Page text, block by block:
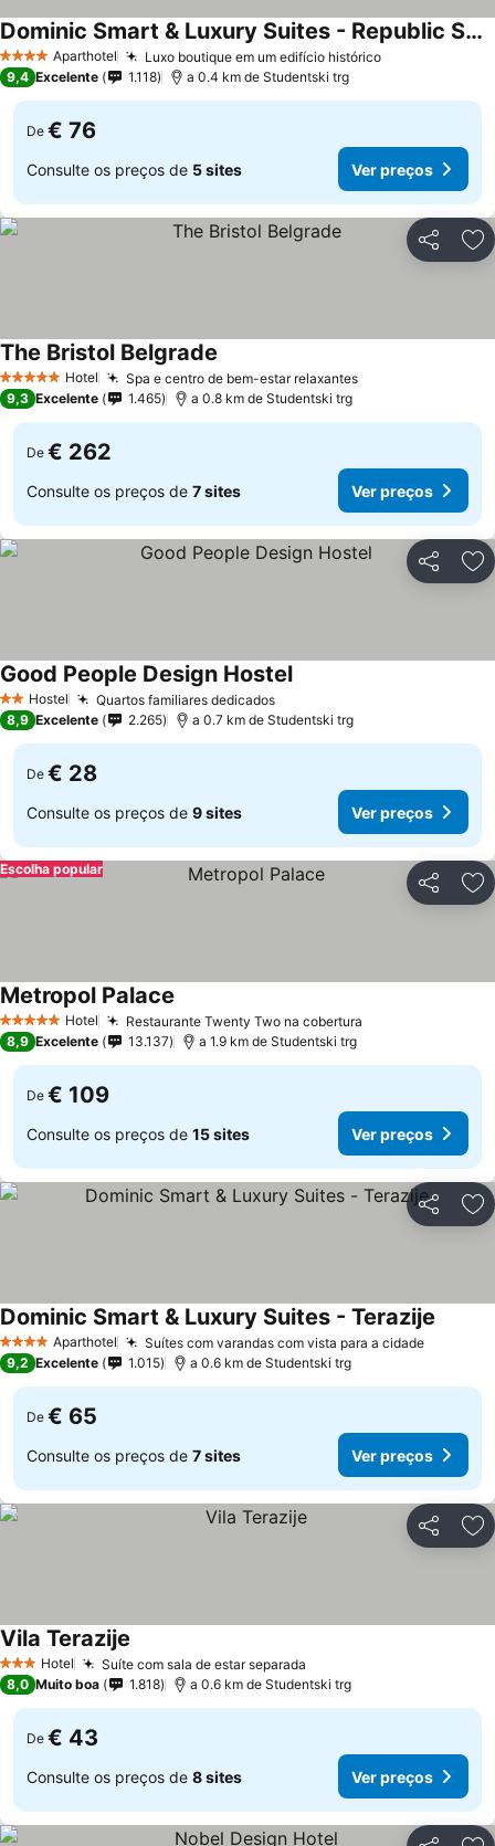
4 EstrelasAparthotel Luxo boutique em um edifício históricoVer preços
Dominic Smart & Luxury Suites - Republic Square
Ver preços
9,4 Excelente 1.118 a 0.4 km de Studentski trg
De € 76
Consulte os preços de 5 sites Ver preços
Partilhar
5 Estrelas Hotel Spa e centro de bem-estar relaxantesVer preços
The Bristol Belgrade
9,3 Excelente 1.465 a 0.8 km de Studentski trg
De € 262
Consulte os preços de 7 sites Ver preços
Partilhar
2 Estrelas
Hostel Quartos familiares dedicadosVer preços
Good People Design HostelVer preços
8,9 Excelente 2.265 a 0.7 km de Studentski trg
De € 28
Consulte os preços de 9 sites Ver preços
Partilhar
Escolha popular
5 Estrelas Hotel Restaurante Twenty Two na cobertura
Metropol Palace
8,9 Excelente 13.137 a 1.9 km de Studentski trg
De € 109
Consulte os preços de 15 sites Ver preços
Partilhar
4 EstrelasAparthotel Suítes com varandas com vista para a cidadeVer
Dominic Smart & Luxury Suites - Terazije
9,2 Excelente 1.015 a 0.6 km de Studentski trg
De € 65
Consulte os preços de 7 sites Ver preços
Partilhar
3 EstrelasHotel Suíte com sala de estar separada
Vila Terazije
8,0 Muito boa 1.818 a 0.6 km de Studentski trg
De € 43
Consulte os preços de 8 sites Ver preços